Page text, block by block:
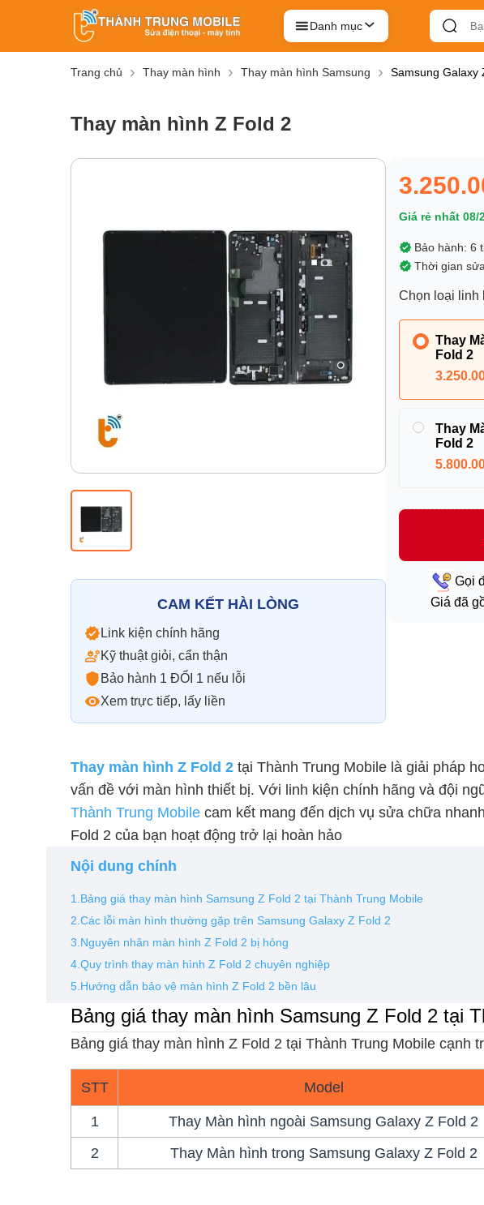
Danh mục
Trang chủ Thay màn hình Thay màn hình Samsung Samsung Galaxy
Thay màn hình Z Fold 2
CAM KẾT HÀI LÒNG
Link kiện chính hãng
Kỹ thuật giỏi, cẩn thận
Bảo hành 1 ĐỔI 1 nếu lỗi
Xem trực tiếp, lấy liền
Giá rẻ nhất 08/
Bảo hành: 6
Thời gian
Chọn loại linh
Thay
Fold 2
Thay
Fold 2
Gọi
Giá đã
Thay màn hình Z Fold 2 tại Thành Trung Mobile là giải pháp
vấn đề với màn hình thiết bị. Với linh kiện chính hãng và đội
Thành Trung Mobile cam kết mang đến dịch vụ sửa chữa
Fold 2 của bạn hoạt động trở lại hoàn hảo
Nội dung chính
1.Bảng giá thay màn hình Samsung Z Fold 2 tại Thành Trung Mobile
2.Các lỗi màn hình thường gặp trên Samsung Galaxy Z Fold 2
3.Nguyên nhân màn hình Z Fold 2 bị hỏng
4.Quy trình thay màn hình Z Fold 2 chuyên nghiệp
5.Hướng dẫn bảo vệ màn hình Z Fold 2 bền lâu
Bảng giá thay màn hình Samsung Z Fold 2 tại
Bảng giá thay màn hình Z Fold 2 tại Thành Trung Mobile cạnh
STT Model
1 Thay Màn hình ngoài Samsung Galaxy Z Fold 2
2
Thay Màn hình trong Samsung Galaxy Z Fold 2